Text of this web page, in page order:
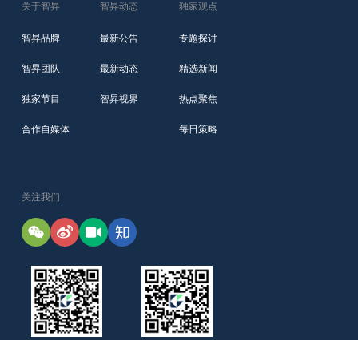
关于智昇
智昇品牌
智昇团队
独家节目
合作自媒体
智昇动态
最新公告
最新动态
智昇视界
独家观点
专题探讨
精选新闻
热点聚焦
每日策略
关注我们